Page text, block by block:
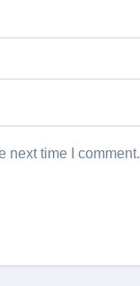
next time I comment.